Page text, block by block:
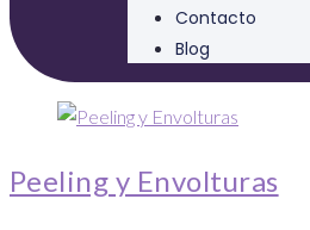
Contacto
Blog
Peeling y Envolturas